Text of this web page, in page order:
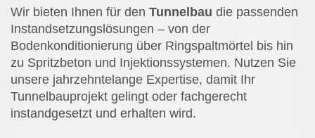
Wir bieten Ihnen für den Tunnelbau die passenden
Instandsetzungslösungen – von der
Bodenkonditionierung über Ringspaltmörtel bis hin
zu Spritzbeton und Injektionssystemen. Nutzen Sie
unsere jahrzehntelange Expertise, damit Ihr
Tunnelbauprojekt gelingt oder fachgerecht
instandgesetzt und erhalten wird.